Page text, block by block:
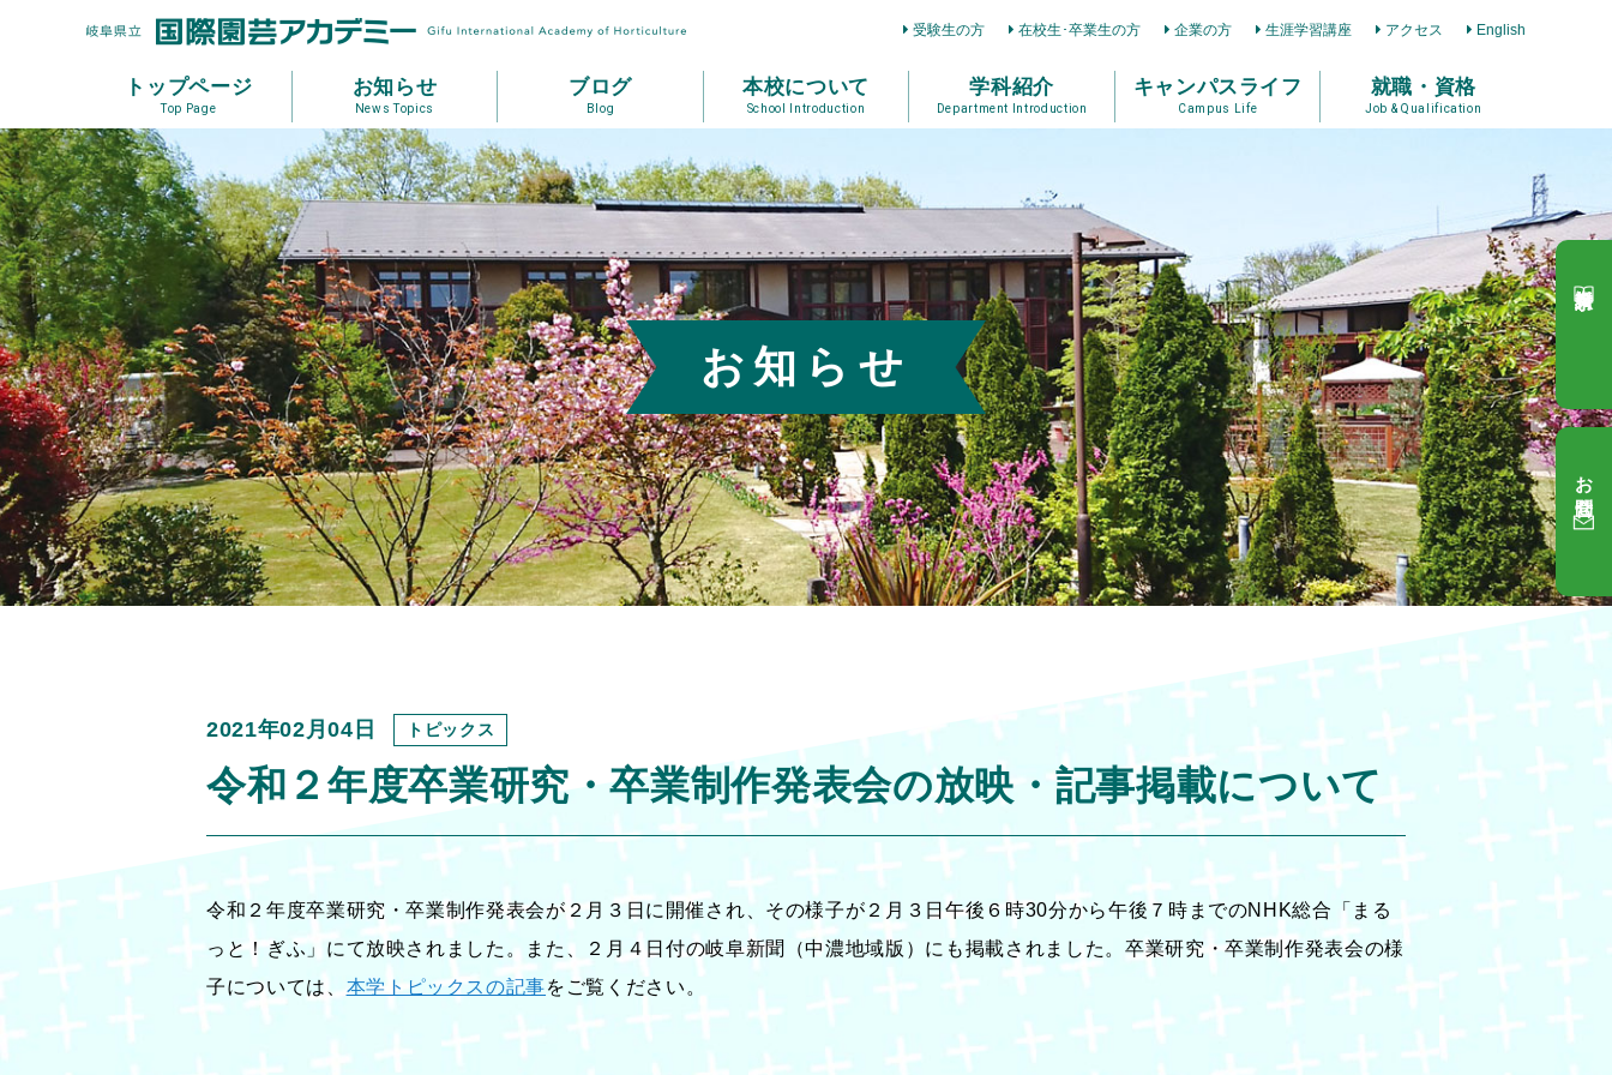
受験生の方 在校生･卒業生の方 企業の方 生涯学習講座 アクセス English
トップページ
Top Page
お知らせ
News Topics
ブログ
Blog
本校について
School Introduction
学科紹介
Department Introduction
キャンパスライフ
Campus Life
就職・資格
Job & Qualification
お知らせ
2021年02月04日 トピックス
令和２年度卒業研究・卒業制作発表会の放映・記事掲載について
令和２年度卒業研究・卒業制作発表会が２月３日に開催され、その様子が２月３日午後６時30分から午後７時までのNHK総合「まる
っと！ぎふ」にて放映されました。また、２月４日付の岐阜新聞（中濃地域版）にも掲載されました。卒業研究・卒業制作発表会の様
子については、 本学トピックスの記事をご覧ください。
お問合せ